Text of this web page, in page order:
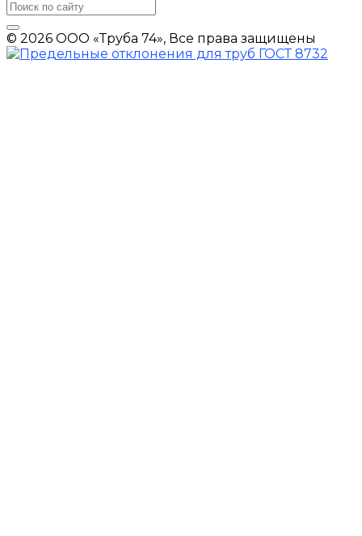
© 2026 ООО «Труба 74», Все права защищены